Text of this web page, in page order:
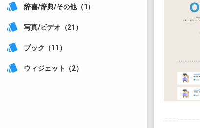
style 辞書/辞典/その他（1）
style 写真/ビデオ（21）
style ブック（11）
style ウィジェット（2）